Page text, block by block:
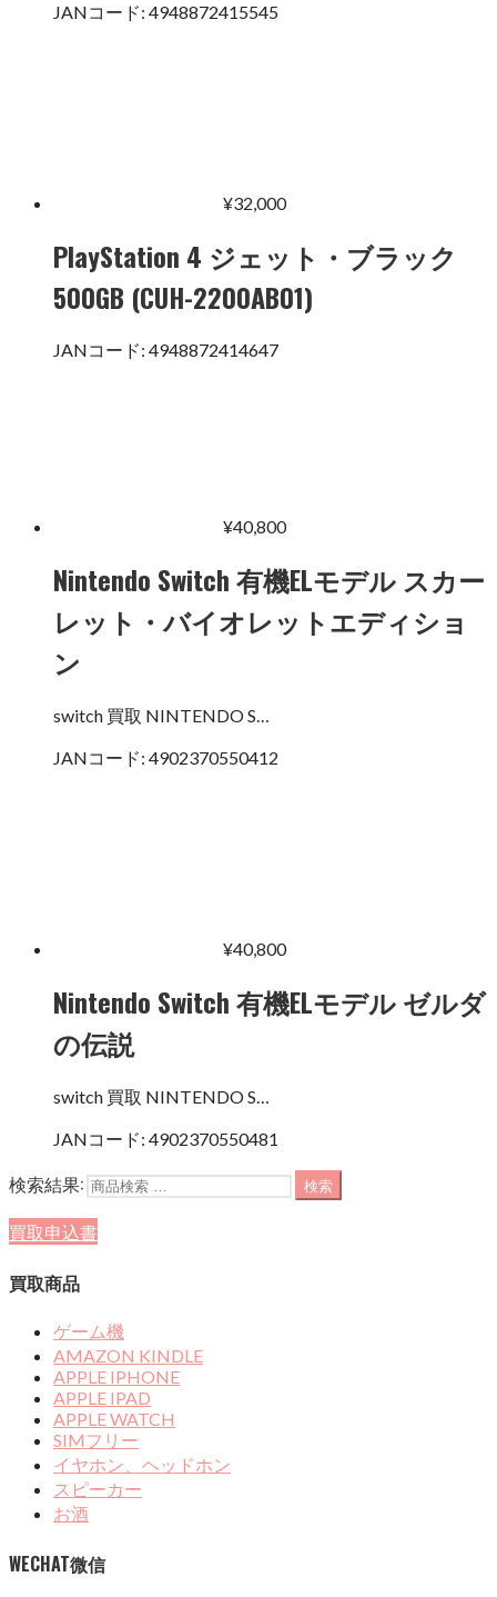
JANコード: 4948872415545
¥32,000
PlayStation 4 ジェット・ブラック
500GB (CUH-2200AB01)
JANコード: 4948872414647
¥40,800
Nintendo Switch 有機ELモデル スカー
レット・バイオレットエディショ
ン
switch 買取 NINTENDO S…
JANコード: 4902370550412
¥40,800
Nintendo Switch 有機ELモデル ゼルダ
の伝説
switch 買取 NINTENDO S…
JANコード: 4902370550481
検索結果: 検索
買取申込書
買取商品
ゲーム機
AMAZON KINDLE
APPLE IPHONE
APPLE IPAD
APPLE WATCH
SIMフリー
イヤホン、ヘッドホン
スピーカー
お酒
WECHAT微信